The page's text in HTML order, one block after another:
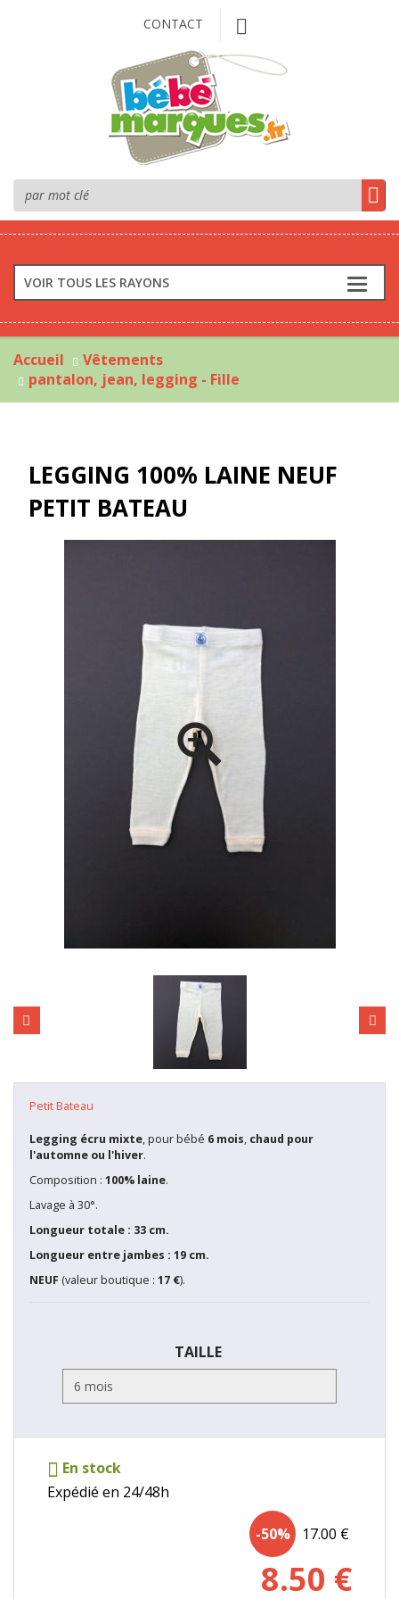
CONTACT
VOIR TOUS LES RAYONS
Accueil
Vêtements
pantalon, jean, legging - Fille
LEGGING 100% LAINE NEUF
PETIT BATEAU
Petit Bateau
Legging écru mixte, pour bébé 6 mois, chaud pour
l'automne ou l'hiver.
Composition : 100% laine.
Lavage à 30°.
Longueur totale : 33 cm.
Longueur entre jambes : 19 cm.
NEUF (valeur boutique : 17 €).
TAILLE
En stock
Expédié en 24/48h
-50% 17.00 €
8.50 €